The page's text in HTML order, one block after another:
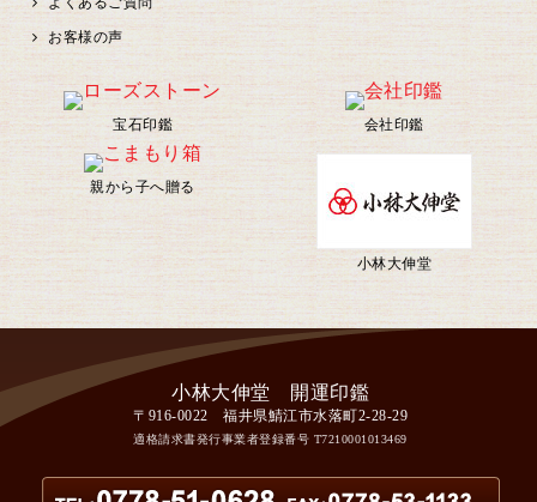
お客様の声
宝石印鑑 会社印鑑
親から子へ贈る
小林大伸堂
〒916-0022 福井県鯖江市水落町2-28-29
適格請求書発行事業者登録番号 T7210001013469